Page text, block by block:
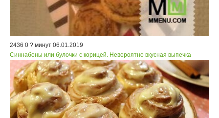
2436 0 ? минут 06.01.2019
Синнабоны или булочки с корицей. Невероятно вкусная выпечка